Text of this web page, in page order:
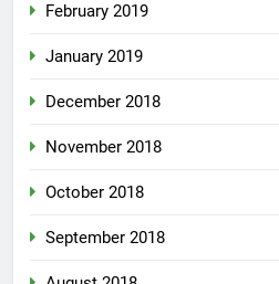
February 2019
January 2019
December 2018
November 2018
October 2018
September 2018